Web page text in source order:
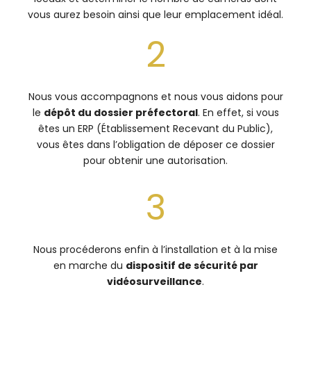
vous aurez besoin ainsi que leur emplacement idéal.
2
Nous vous accompagnons et nous vous aidons pour
le dépôt du dossier préfectoral. En effet, si vous
êtes un ERP (Établissement Recevant du Public),
vous êtes dans l’obligation de déposer ce dossier
pour obtenir une autorisation.
3
Nous procéderons enfin à l’installation et à la mise
en marche du dispositif de sécurité par
vidéosurveillance.